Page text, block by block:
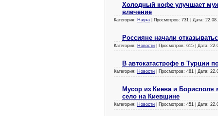
Холодный кофе улучшает
влечение
Категория: Наука | Просмотров: 731 | Дата:
Россияне начали
Категория: Новости | Просмотров: 615 | Дата:
В автокатастрофе в Турции
Категория: Новости | Просмотров: 481 | Дата:
Мусор из Киева и Борисполя
село на Киевщине
Категория: Новости | Просмотров: 451 | Дата: